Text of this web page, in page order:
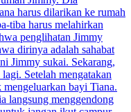
harus dilarikan ke rumah
tiba harus melahirkan
penglihatan Jimmy
dirinya adalah sahabat
Jimmy sukai. Sekarang,
Setelah mengatakan
bayi Tiana.
langsung menggendong